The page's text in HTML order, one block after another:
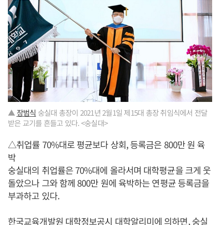
▲ 장범식 숭실대 총장이 2021년 2월1일 제15대 총장 취임식에서 전달
받은 교기를 흔들고 있다. <숭실대>
△취업률 70%대로 평균보다 상회, 등록금은 800만 원 육
박
숭실대의 취업률은 70%대에 올라서며 대학평균을 크게 웃
돌았으나 그와 함께 800만 원에 육박하는 연평균 등록금을
부과하고 있다.
한국교육개발원 대학정보공시 대학알리미에 의하면, 숭실